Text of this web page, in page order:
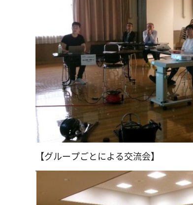
【グループごとによる交流会】